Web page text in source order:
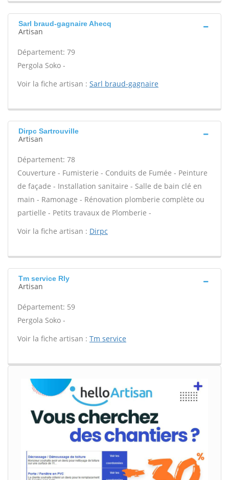
Sarl braud-gagnaire Ahecq
Artisan
Département: 79
Pergola Soko -
Voir la fiche artisan : Sarl braud-gagnaire
Dirpc Sartrouville
Artisan
Département: 78
Couverture - Fumisterie - Conduits de Fumée - Peinture
de façade - Installation sanitaire - Salle de bain clé en
main - Ramonage - Rénovation plomberie complète ou
partielle - Petits travaux de Plomberie -
Voir la fiche artisan : Dirpc
Tm service Rly
Artisan
Département: 59
Pergola Soko -
Voir la fiche artisan : Tm service